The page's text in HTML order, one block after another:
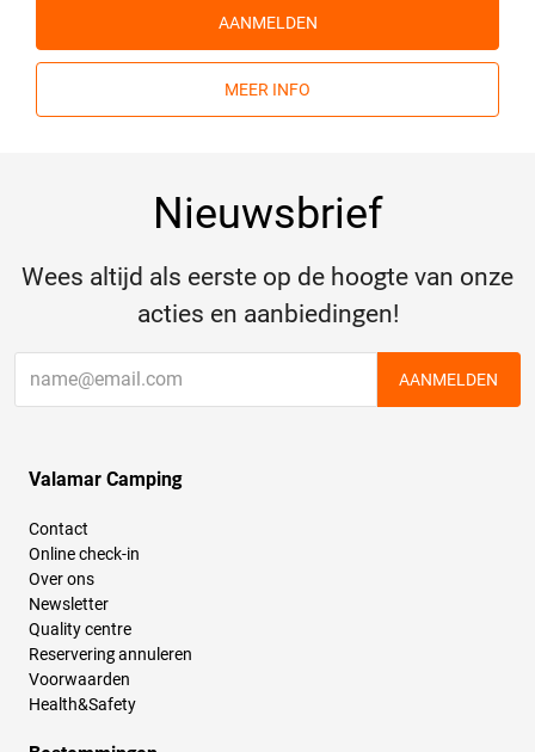
AANMELDEN
MEER INFO
Nieuwsbrief
Wees altijd als eerste op de hoogte van onze
acties en aanbiedingen!
AANMELDEN
Valamar Camping
Contact
Online check-in
Over ons
Newsletter
Quality centre
Reservering annuleren
Voorwaarden
Health&Safety